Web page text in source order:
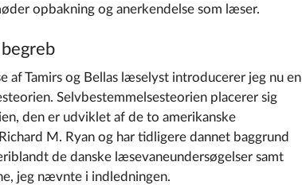
opbakning og anerkendelse som læser.
af Tamirs og Bellas læselyst introducerer jeg nu en
Selvbestemmelsesteorien placerer sig
den er udviklet af de to amerikanske
M. Ryan og har tidligere dannet baggrund
de danske læsevaneundersøgelser samt
jeg nævnte i indledningen.